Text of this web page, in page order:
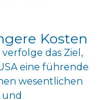
Kosten
das Ziel,
eine führende
wesentlichen